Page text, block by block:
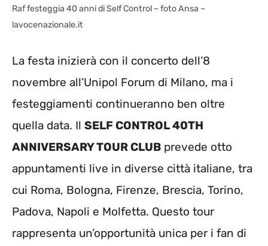
Raf festeggia 40 anni di Self Control – foto Ansa –
lavocenazionale.it
La festa inizierà con il concerto dell’8
novembre all’Unipol Forum di Milano, ma i
festeggiamenti continueranno ben oltre
quella data. Il SELF CONTROL 40TH
ANNIVERSARY TOUR CLUB prevede otto
appuntamenti live in diverse città italiane, tra
cui Roma, Bologna, Firenze, Brescia, Torino,
Padova, Napoli e Molfetta. Questo tour
rappresenta un’opportunità unica per i fan di